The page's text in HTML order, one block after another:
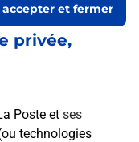
privée,
Poste et ses
technologies
accepter et fermer